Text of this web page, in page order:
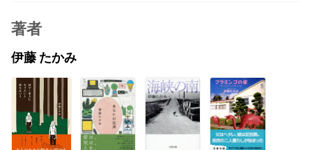
著者
伊藤 たかみ